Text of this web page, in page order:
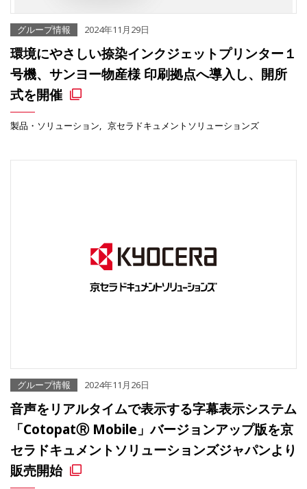
グループ情報 2024年11月29日
環境にやさしい捺染インクジェットプリンター１
号機、サンヨー物産様 印刷拠点へ導入し、開所
式を開催
製品・ソリューション 京セラドキュメントソリューションズ
グループ情報 2024年11月26日
音声をリアルタイムで表示する字幕表示システム
「CotopatⓇ Mobile」バージョンアップ版を京
セラドキュメントソリューションズジャパンより
販売開始